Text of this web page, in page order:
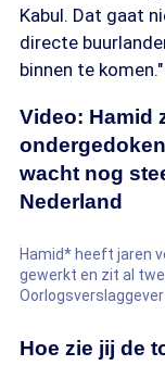
Kabul. Dat gaat
directe
binnen te komen."
Video: Hamid
wacht nog
Nederland
Hamid* heeft jaren
gewerkt en zit al
Hoe zie jij de